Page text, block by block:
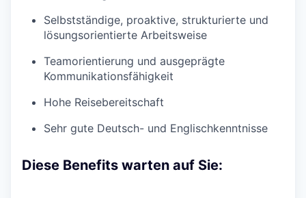
Selbstständige, proaktive, strukturierte und
lösungsorientierte Arbeitsweise
Teamorientierung und ausgeprägte
Kommunikationsfähigkeit
Hohe Reisebereitschaft
Sehr gute Deutsch- und Englischkenntnisse
Diese Benefits warten auf Sie: